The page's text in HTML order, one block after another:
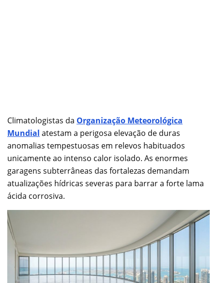
Climatologistas da Organização Meteorológica
Mundial atestam a perigosa elevação de duras
anomalias tempestuosas em relevos habituados
unicamente ao intenso calor isolado. As enormes
garagens subterrâneas das fortalezas demandam
atualizações hídricas severas para barrar a forte lama
ácida corrosiva.